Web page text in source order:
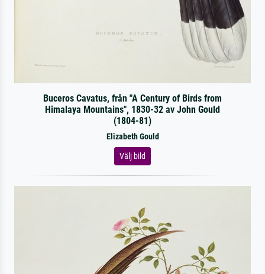
Buceros Cavatus, från "A Century of Birds from
Himalaya Mountains", 1830-32 av John Gould
(1804-81)
Elizabeth Gould
Välj bild